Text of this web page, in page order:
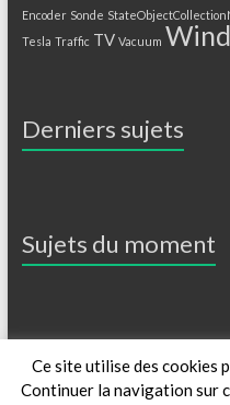
Encoder Sonde
Tesla Traffic TV Vacuum
Derniers sujets
Sujets du moment
Copyright ©
La Plateforme
Blog
Ce site utilise des cookies
Continuer la navigation sur